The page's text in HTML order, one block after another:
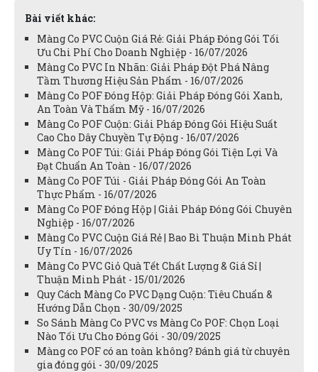
Bài viết khác:
Màng Co PVC Cuộn Giá Rẻ: Giải Pháp Đóng Gói Tối
Ưu Chi Phí Cho Doanh Nghiệp - 16/07/2026
Màng Co PVC In Nhãn: Giải Pháp Đột Phá Nâng
Tầm Thương Hiệu Sản Phẩm - 16/07/2026
Màng Co POF Đóng Hộp: Giải Pháp Đóng Gói Xanh,
An Toàn Và Thẩm Mỹ - 16/07/2026
Màng Co POF Cuộn: Giải Pháp Đóng Gói Hiệu Suất
Cao Cho Dây Chuyền Tự Động - 16/07/2026
Màng Co POF Túi: Giải Pháp Đóng Gói Tiện Lợi Và
Đạt Chuẩn An Toàn - 16/07/2026
Màng Co POF Túi - Giải Pháp Đóng Gói An Toàn
Thực Phẩm - 16/07/2026
Màng Co POF Đóng Hộp | Giải Pháp Đóng Gói Chuyên
Nghiệp - 16/07/2026
Màng Co PVC Cuộn Giá Rẻ | Bao Bì Thuận Minh Phát
Uy Tín - 16/07/2026
Màng Co PVC Giỏ Quà Tết Chất Lượng & Giá Sỉ |
Thuận Minh Phát - 15/01/2026
Quy Cách Màng Co PVC Dạng Cuộn: Tiêu Chuẩn &
Hướng Dẫn Chọn - 30/09/2025
So Sánh Màng Co PVC vs Màng Co POF: Chọn Loại
Nào Tối Ưu Cho Đóng Gói - 30/09/2025
Màng co POF có an toàn không? Đánh giá từ chuyên
gia đóng gói - 30/09/2025